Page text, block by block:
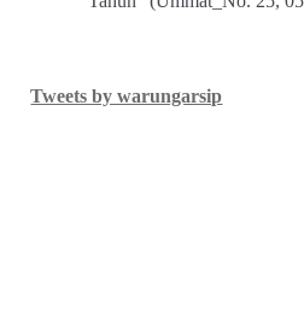
Tweets by warungarsip